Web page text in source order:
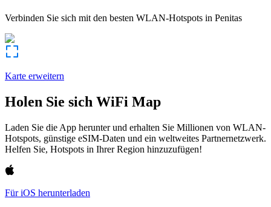
Verbinden Sie sich mit den besten WLAN-Hotspots in Penitas
Karte erweitern
Holen Sie sich WiFi Map
Laden Sie die App herunter und erhalten Sie Millionen von WLAN-
Hotspots, günstige eSIM-Daten und ein weltweites Partnernetzwerk.
Helfen Sie, Hotspots in Ihrer Region hinzuzufügen!
Für iOS herunterladen